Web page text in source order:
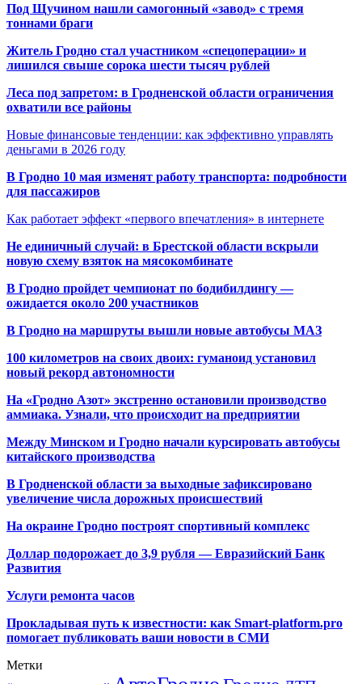
Под Щучином нашли самогонный «завод» с тремя
тоннами браги
Житель Гродно стал участником «спецоперации» и
лишился свыше сорока шести тысяч рублей
Леса под запретом: в Гродненской области ограничения
охватили все районы
Новые финансовые тенденции: как эффективно управлять
деньгами в 2026 году
В Гродно 10 мая изменят работу транспорта: подробности
для пассажиров
Как работает эффект «первого впечатления» в интернете
Не единичный случай: в Брестской области вскрыли
новую схему взяток на мясокомбинате
В Гродно пройдет чемпионат по бодибилдингу —
ожидается около 200 участников
В Гродно на маршруты вышли новые автобусы МАЗ
100 километров на своих двоих: гуманоид установил
новый рекорд автономности
На «Гродно Азот» экстренно остановили производство
аммиака. Узнали, что происходит на предприятии
Между Минском и Гродно начали курсировать автобусы
китайского производства
В Гродненской области за выходные зафиксировано
увеличение числа дорожных происшествий
На окраине Гродно построят спортивный комплекс
Доллар подорожает до 3,9 рубля — Евразийский Банк
Развития
Услуги ремонта часов
Прокладывая путь к известности: как Smart-platform.pro
помогает публиковать ваши новости в СМИ
Метки